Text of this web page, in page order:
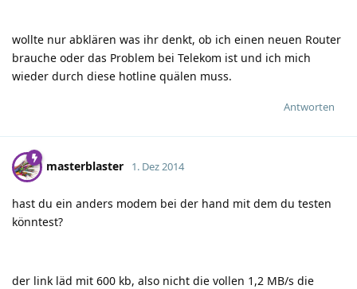
wollte nur abklären was ihr denkt, ob ich einen neuen Router
brauche oder das Problem bei Telekom ist und ich mich
wieder durch diese hotline quälen muss.
Antworten
masterblaster 1. Dez 2014
hast du ein anders modem bei der hand mit dem du testen
könntest?
der link läd mit 600 kb, also nicht die vollen 1,2 MB/s die